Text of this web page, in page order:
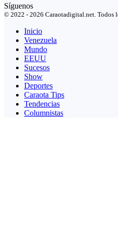
Síguenos
© 2022 - 2026 Caraotadigital.net. Todos
Inicio
Venezuela
Mundo
EEUU
Sucesos
Show
Deportes
Caraota Tips
Tendencias
Columnistas